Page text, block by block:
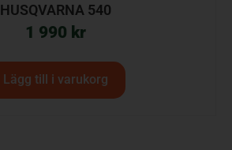
HUSQVARNA 540
1 990 kr
Lägg till i varukorg